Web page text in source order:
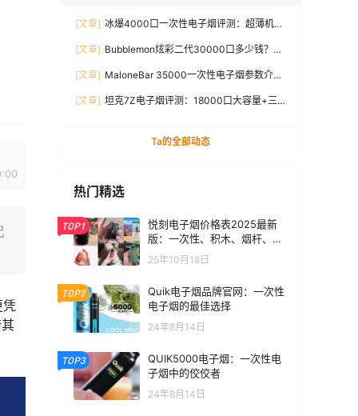
凭
[文章] 冰爆4000口一次性电子烟评测：超薄机
[文章] Bubblemon炫彩二代30000口多少钱？最
[文章] MaloneBar 35000一次性电子烟参数介
[文章] 坦克7Z电子烟评测：18000口大容量+三
Ta的全部动态
热门精选
TOP1
悦刻电子烟价格表2025最新
版：一次性、积木、烟杆、烟
弹全价位汇总
25年10月18日
TOP2
Quik电子烟品牌官网：一次性
电子烟的最佳选择
24年8月14日
TOP3
QUIK5000电子烟：一次性电
子烟中的佼佼者
24年8月14日